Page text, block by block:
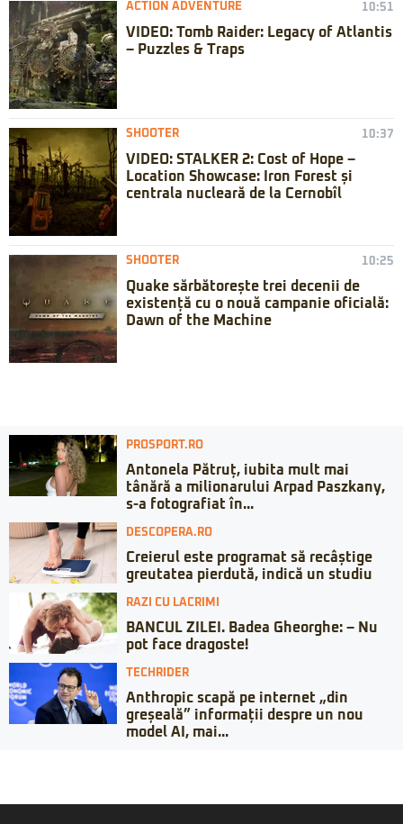
ACTION ADVENTURE 10:51
VIDEO: Tomb Raider: Legacy of Atlantis
– Puzzles & Traps
SHOOTER 10:37
VIDEO: STALKER 2: Cost of Hope –
Location Showcase: Iron Forest și
centrala nucleară de la Cernobîl
SHOOTER 10:25
Quake sărbătorește trei decenii de
existență cu o nouă campanie oficială:
Dawn of the Machine
PROSPORT.RO
Antonela Pătruț, iubita mult mai
tânără a milionarului Arpad Paszkany,
s-a fotografiat în...
DESCOPERA.RO
Creierul este programat să recâștige
greutatea pierdută, indică un studiu
RAZI CU LACRIMI
BANCUL ZILEI. Badea Gheorghe: – Nu
pot face dragoste!
TECHRIDER
Anthropic scapă pe internet „din
greșeală” informații despre un nou
model AI, mai...